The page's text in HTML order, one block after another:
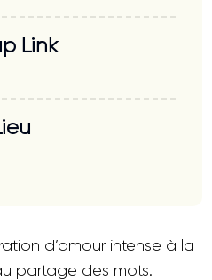
Link
d’amour intense à la
partage des mots.